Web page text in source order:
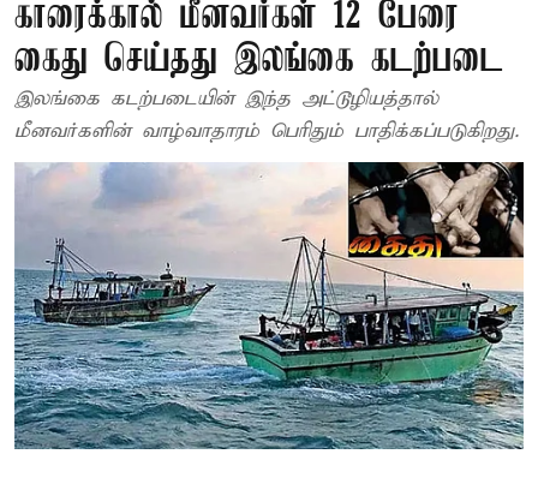
காரைக்கால் மீனவர்கள் 12 பேரை
கைது செய்தது இலங்கை கடற்படை
இலங்கை கடற்படையின் இந்த அட்டூழியத்தால்
மீனவர்களின் வாழ்வாதாரம் பெரிதும் பாதிக்கப்படுகிறது.